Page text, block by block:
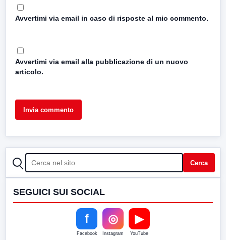
Avvertimi via email in caso di risposte al mio commento.
Avvertimi via email alla pubblicazione di un nuovo
articolo.
CERCA Cerca
SEGUICI SUI SOCIAL
f
Facebook
◎
Instagram
▶
YouTube